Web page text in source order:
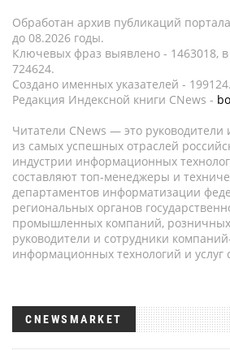
Обработан архив публикаций
до 08.2026 годы.
Ключевых фраз выявлено - 1463018,
724624.
Создано именных указателей - 199124.
Редакция Индексной книги CNews -
Читатели CNews — это руководители
из самых успешных отраслей
индустрии информационных
составляют топ-менеджеры и
департаментов информатизации
региональных органов
промышленных компаний, розничных
руководители и сотрудники
информационных технологий и услуг
CNEWSMARKET